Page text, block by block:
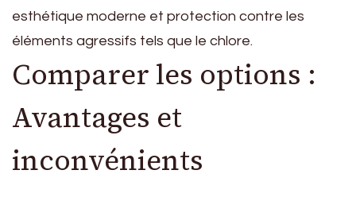
esthétique moderne et protection contre les
éléments agressifs tels que le chlore.
Comparer les options :
Avantages et
inconvénients